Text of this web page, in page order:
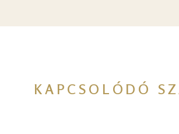
KAPCSOLÓDÓ